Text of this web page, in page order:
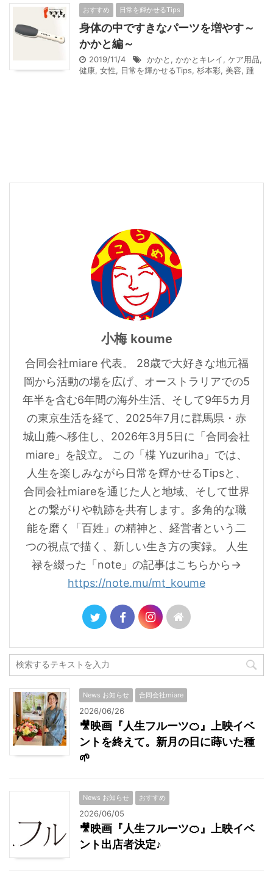
おすすめ 日常を輝かせるTips
身体の中ですきなパーツを増やす～
かかと編～
2019/11/4 かかと , かかとキレイ, ケア用品,
健康, 女性, 日常を輝かせるTips, 杉本彩, 美容, 踵
小梅 koume
合同会社miare 代表。 28歳で大好きな地元福
岡から活動の場を広げ、オーストラリアでの5
年半を含む6年間の海外生活、そして9年5カ月
の東京生活を経て、2025年7月に群馬県・赤
城山麓へ移住し、2026年3月5日に「合同会社
miare」を設立。 この「楪 Yuzuriha」では、
人生を楽しみながら日常を輝かせるTipsと、
合同会社miareを通じた人と地域、そして世界
との繋がりや軌跡を共有します。多角的な職
能を磨く「百姓」の精神と、経営者という二
つの視点で描く、新しい生き方の実録。 人生
禄を綴った「note」の記事はこちらから→
https://note.mu/mt_koume
News お知らせ 合同会社miare
2026/06/26
🎥映画『人生フルーツ🍊』上映イベ
ントを終えて。新月の日に蒔いた種
🌱
News お知らせ おすすめ
2026/06/05
🎥映画『人生フルーツ🍊』上映イベ
ント出店者決定♪